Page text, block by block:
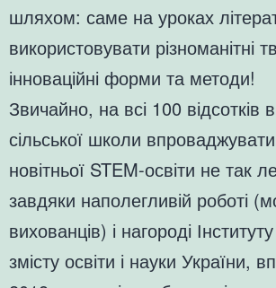
шляхом: саме на уроках
використовувати різноманітні
інноваційні форми та методи!
Звичайно, на всі 100 відсотків
сільської школи
новітньої STEM-освіти не так
завдяки наполегливій роботі
вихованців) і нагороді
змісту освіти і науки України,